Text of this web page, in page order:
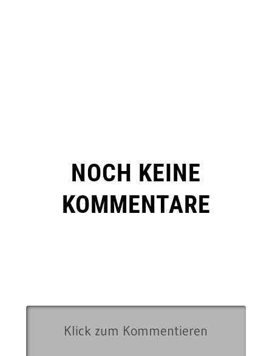
NOCH KEINE
KOMMENTARE